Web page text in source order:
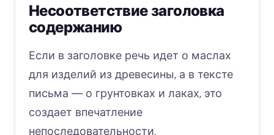
Несоответствие заголовка
содержанию
Если в заголовке речь идет о маслах
для изделий из древесины, а в тексте
письма ― о грунтовках и лаках, это
создает впечатление
непоследовательности.